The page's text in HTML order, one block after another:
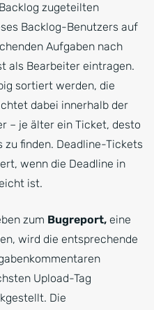
zugeteilten
Backlog-Benutzers auf
Aufgaben nach
als Bearbeiter eintragen.
sortiert werden, die
dabei innerhalb der
– je älter ein Ticket, desto
finden. Deadline-Tickets
wenn die Deadline in
ist.
zum Bugreport, eine
wird die entsprechende
Upload-Tag
Die